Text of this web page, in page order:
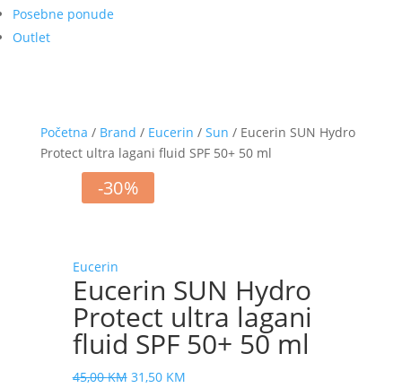
Posebne ponude
Outlet
Početna / Brand / Eucerin / Sun / Eucerin SUN Hydro
Protect ultra lagani fluid SPF 50+ 50 ml
-30%
Eucerin
Eucerin SUN Hydro
Protect ultra lagani
fluid SPF 50+ 50 ml
45,00KM Izvorna
31,50 KMTrenutna